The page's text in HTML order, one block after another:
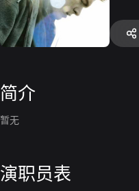
简介
暂无
演职员表